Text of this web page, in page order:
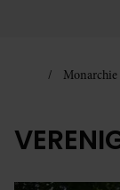
Monarchie